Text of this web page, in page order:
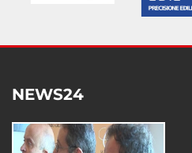
NEWS24